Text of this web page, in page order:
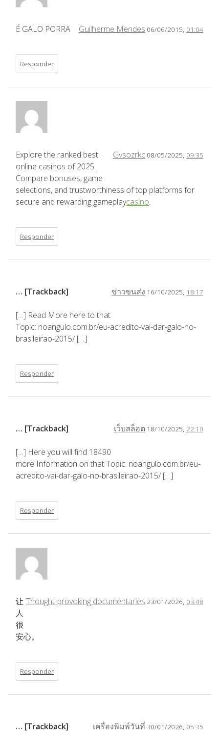
Guilherme Mendes 06/06/2015, 01:04
É GALO PORRA
Responder
Gvsozrkc 08/05/2025, 09:35
Explore the ranked best
online casinos of 2025.
Compare bonuses, game
selections, and trustworthiness of top platforms for
secure and rewarding gameplaycasino.
Responder
ข่าวขนส่ง 16/10/2025, 18:17
… [Trackback]
[…] Read More here to that
Topic: noangulo.com.br/eu-acredito-vai-dar-galo-no-
brasileirao-2015/ […]
Responder
เว็บสล็อต 18/10/2025, 22:10
… [Trackback]
[…] Here you will find 18490
more Information on that Topic: noangulo.com.br/eu-
acredito-vai-dar-galo-no-brasileirao-2015/ […]
Responder
Thought-provoking documentaries 23/01/2026, 03:48
让
人
很
安心。
Responder
เครื่องพิมพ์วันที่ 30/01/2026, 05:35
… [Trackback]